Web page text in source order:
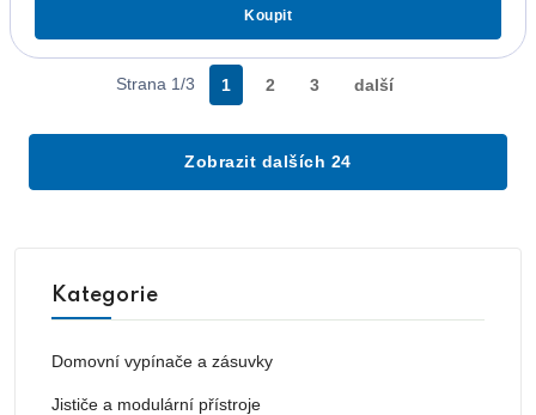
Koupit
Strana 1/3 1 2 3 další
Zobrazit dalších 24
Kategorie
Domovní vypínače a zásuvky
Jističe a modulární přístroje